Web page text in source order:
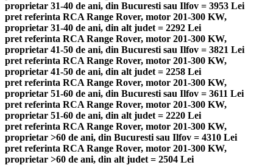
proprietar 31-40 de ani, din Bucuresti sau Ilfov = 3953 Lei
pret referinta RCA Range Rover, motor 201-300 KW,
proprietar 31-40 de ani, din alt judet = 2292 Lei
pret referinta RCA Range Rover, motor 201-300 KW,
proprietar 41-50 de ani, din Bucuresti sau Ilfov = 3821 Lei
pret referinta RCA Range Rover, motor 201-300 KW,
proprietar 41-50 de ani, din alt judet = 2258 Lei
pret referinta RCA Range Rover, motor 201-300 KW,
proprietar 51-60 de ani, din Bucuresti sau Ilfov = 3611 Lei
pret referinta RCA Range Rover, motor 201-300 KW,
proprietar 51-60 de ani, din alt judet = 2220 Lei
pret referinta RCA Range Rover, motor 201-300 KW,
proprietar >60 de ani, din Bucuresti sau Ilfov = 4310 Lei
pret referinta RCA Range Rover, motor 201-300 KW,
proprietar >60 de ani, din alt judet = 2504 Lei